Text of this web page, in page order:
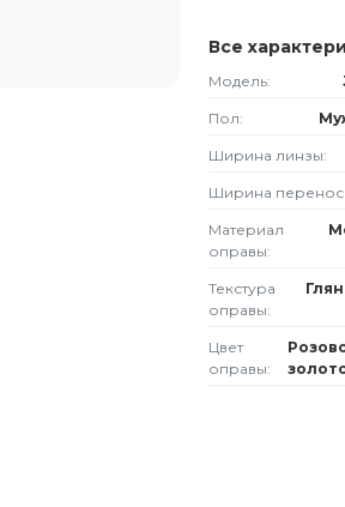
Все
Модель:
Пол:
Ширина линзы:
Ширина
Материал
оправы:
Текстура
оправы:
Цвет
оправы: